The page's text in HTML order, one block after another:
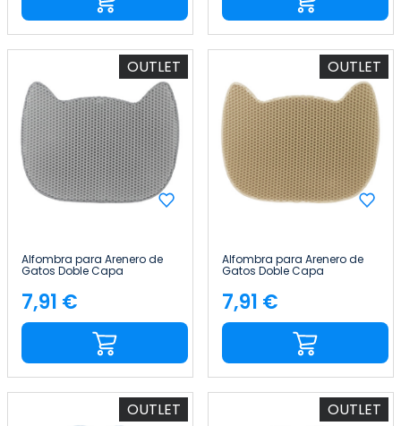
OUTLET
Alfombra para Arenero de
Gatos Doble Capa
Antideslizante Impermeable
Forma de Gato 65x40cm
Glückpet
Precio
7,91 €
OUTLET
Alfombra para Arenero de
Gatos Doble Capa
Antideslizante Impermeable
Forma de Gato 65x40cm
Glückpet
Precio
7,91 €
OUTLET OUTLET